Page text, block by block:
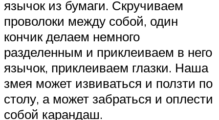
язычок из бумаги. Скручиваем
проволоки между собой, один
кончик делаем немного
разделенным и приклеиваем в него
язычок, приклеиваем глазки. Наша
змея может извиваться и ползти по
столу, а может забраться и оплести
собой карандаш.